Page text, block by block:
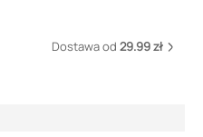
Dostawa od 29.99 zł